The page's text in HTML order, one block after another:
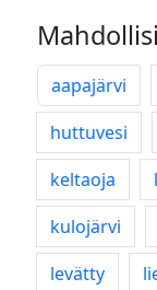
aapajärvi
huttuvesi
keltaoja
kulojärvi
levätty